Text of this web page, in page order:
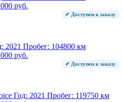
руб.
✔ Доступен к заказу
2021 Пробег: 104800 км
руб.
✔ Доступен к заказу
Год: 2021 Пробег: 119750 км